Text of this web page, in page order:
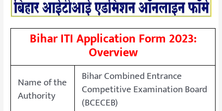
Bihar ITI Application Form 2023:
Overview
Name of the
Authority
Bihar Combined Entrance
Competitive Examination Board
(BCECEB)